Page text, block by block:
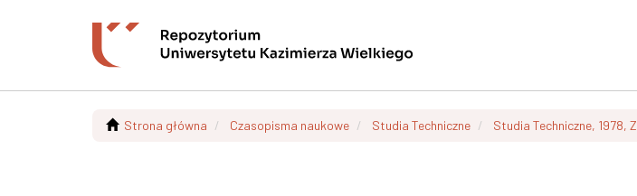
Strona główna Czasopisma naukowe Studia Techniczne Studia Techniczne, 1978,